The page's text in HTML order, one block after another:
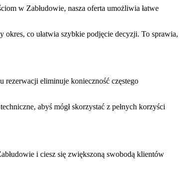
w Zabłudowie, nasza oferta umożliwia łatwe
co ułatwia szybkie podjęcie decyzji. To sprawia,
rezerwacji eliminuje konieczność częstego
abyś mógł skorzystać z pełnych korzyści
i ciesz się zwiększoną swobodą klientów